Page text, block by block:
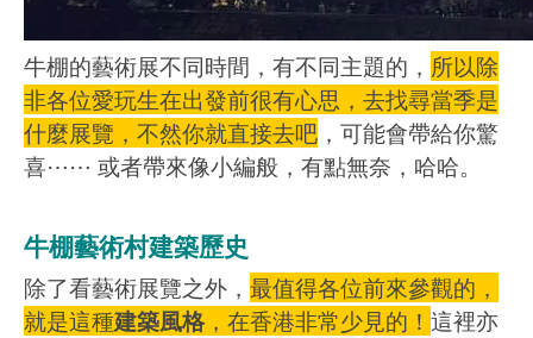
牛棚的藝術展不同時間，有不同主題的， 所以除
非各位愛玩生在出發前很有心思，去找尋當季是
什麼展覽，不然你就直接去吧 ，可能會帶給你驚
喜⋯⋯ 或者帶來像小編般，有點無奈，哈哈。
牛棚藝術村建築歷史
除了看藝術展覽之外， 最值得各位前來參觀的，
就是這種建築風格，在香港非常少見的！ 這裡亦